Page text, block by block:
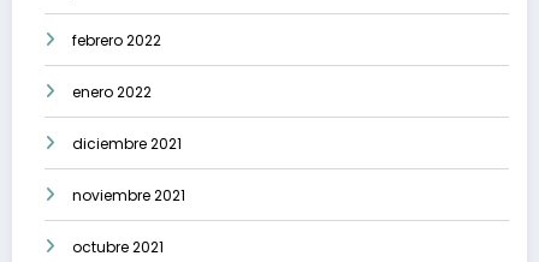
febrero 2022
enero 2022
diciembre 2021
noviembre 2021
octubre 2021